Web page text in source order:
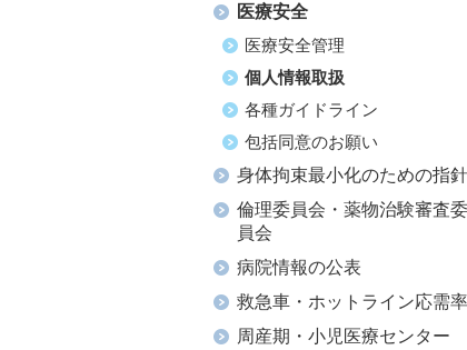
医療安全
医療安全管理
個人情報取扱
各種ガイドライン
包括同意のお願い
身体拘束最小化のための指針
倫理委員会・薬物治験審査委
員会
病院情報の公表
救急車・ホットライン応需率
周産期・小児医療センター